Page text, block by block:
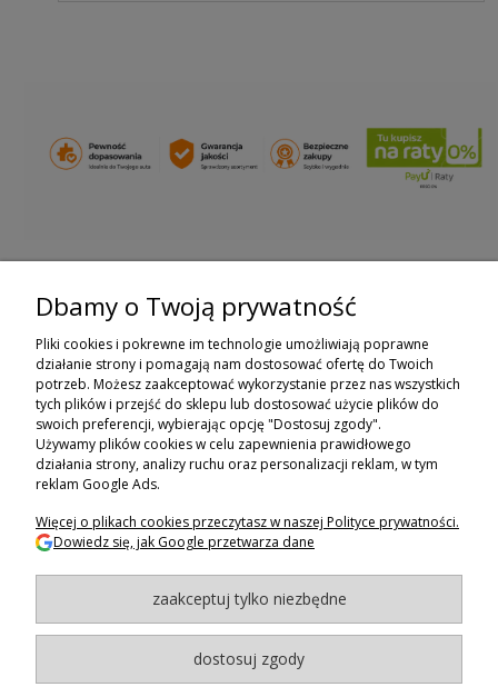
ZAPISZ SIĘ DO NEWSLETTERA
ZAPISZ SIĘ
ZAKUPY
POMOC
MOJE KONTO
BAGAZNIKI.PL- 2024
Dbamy o Twoją prywatność
Pliki cookies i pokrewne im technologie umożliwiają poprawne
działanie strony i pomagają nam dostosować ofertę do Twoich
potrzeb. Możesz zaakceptować wykorzystanie przez nas wszystkich
tych plików i przejść do sklepu lub dostosować użycie plików do
swoich preferencji, wybierając opcję "Dostosuj zgody".
Używamy plików cookies w celu zapewnienia prawidłowego
działania strony, analizy ruchu oraz personalizacji reklam, w tym
reklam Google Ads.
Więcej o plikach cookies przeczytasz w naszej Polityce prywatności.
Dowiedz się, jak Google przetwarza dane
zaakceptuj tylko niezbędne
dostosuj zgody